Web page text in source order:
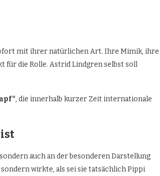
mit ihrer natürlichen Art. Ihre Mimik, ihre
für die Rolle. Astrid Lindgren selbst soll
, die innerhalb kurzer Zeit internationale
auch an der besonderen Darstellung
wirkte, als sei sie tatsächlich Pippi